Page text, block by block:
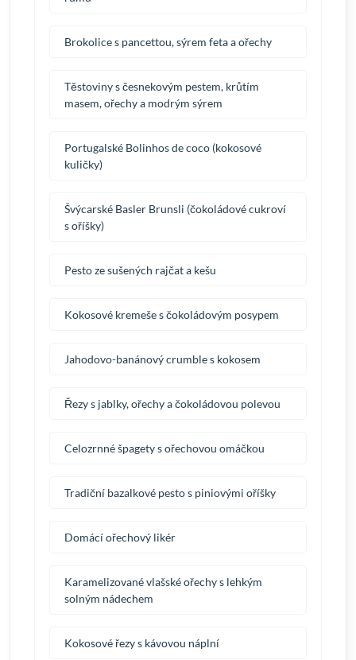
Brokolice s pancettou, sýrem feta a ořechy
Těstoviny s česnekovým pestem, krůtím
masem, ořechy a modrým sýrem
Portugalské Bolinhos de coco (kokosové
kuličky)
Švýcarské Basler Brunsli (čokoládové cukroví
s oříšky)
Pesto ze sušených rajčat a kešu
Kokosové kremeše s čokoládovým posypem
Jahodovo-banánový crumble s kokosem
Řezy s jablky, ořechy a čokoládovou polevou
Celozrnné špagety s ořechovou omáčkou
Tradiční bazalkové pesto s piniovými oříšky
Domácí ořechový likér
Karamelizované vlašské ořechy s lehkým
solným nádechem
Kokosové řezy s kávovou náplní